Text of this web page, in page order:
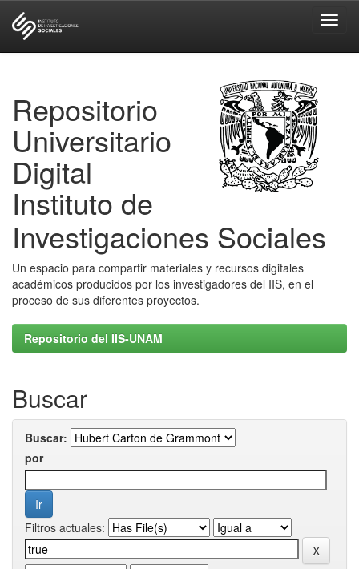
Repositorio
Universitario
Digital
Instituto de
Investigaciones Sociales
Un espacio para compartir materiales y recursos digitales
académicos producidos por los investigadores del IIS, en el
proceso de sus diferentes proyectos.
Repositorio del IIS-UNAM
Buscar
Buscar:
por
Filtros actuales: